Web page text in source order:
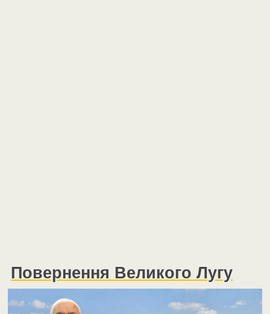
Повернення Великого Лугу